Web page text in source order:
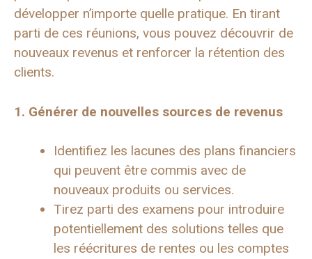
développer n’importe quelle pratique. En tirant
parti de ces réunions, vous pouvez découvrir de
nouveaux revenus et renforcer la rétention des
clients.
1. Générer de nouvelles sources de revenus
Identifiez les lacunes des plans financiers
qui peuvent être commis avec de
nouveaux produits ou services.
Tirez parti des examens pour introduire
potentiellement des solutions telles que
les réécritures de rentes ou les comptes